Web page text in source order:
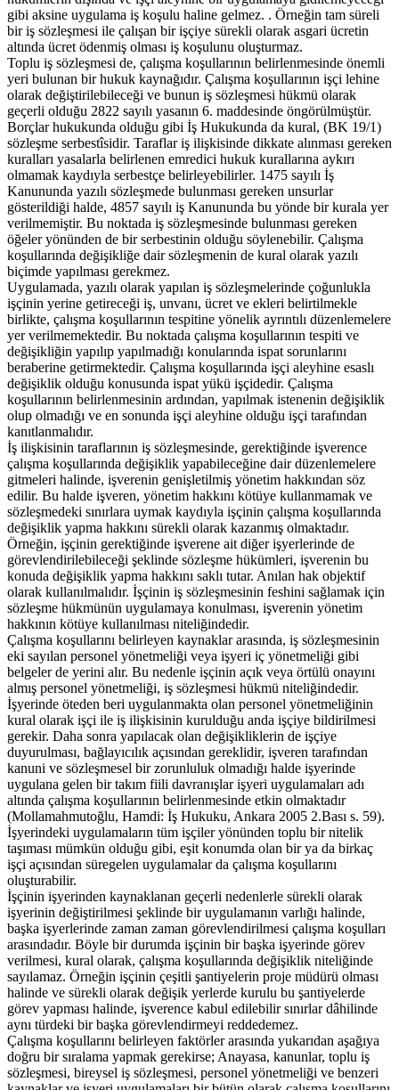
gibi aksine uygulama iş koşulu haline gelmez. . Örneğin tam süreli
bir iş sözleşmesi ile çalışan bir işçiye sürekli olarak asgari ücretin
altında ücret ödenmiş olması iş koşulunu oluşturmaz.
Toplu iş sözleşmesi de, çalışma koşullarının belirlenmesinde önemli
yeri bulunan bir hukuk kaynağıdır. Çalışma koşullarının işçi lehine
olarak değiştirilebileceği ve bunun iş sözleşmesi hükmü olarak
geçerli olduğu 2822 sayılı yasanın 6. maddesinde öngörülmüştür.
Borçlar hukukunda olduğu gibi İş Hukukunda da kural, (BK 19/1)
sözleşme serbestîsidir. Taraflar iş ilişkisinde dikkate alınması gereken
kuralları yasalarla belirlenen emredici hukuk kurallarına aykırı
olmamak kaydıyla serbestçe belirleyebilirler. 1475 sayılı İş
Kanununda yazılı sözleşmede bulunması gereken unsurlar
gösterildiği halde, 4857 sayılı iş Kanununda bu yönde bir kurala yer
verilmemiştir. Bu noktada iş sözleşmesinde bulunması gereken
öğeler yönünden de bir serbestinin olduğu söylenebilir. Çalışma
koşullarında değişikliğe dair sözleşmenin de kural olarak yazılı
biçimde yapılması gerekmez.
Uygulamada, yazılı olarak yapılan iş sözleşmelerinde çoğunlukla
işçinin yerine getireceği iş, unvanı, ücret ve ekleri belirtilmekle
birlikte, çalışma koşullarının tespitine yönelik ayrıntılı düzenlemelere
yer verilmemektedir. Bu noktada çalışma koşullarının tespiti ve
değişikliğin yapılıp yapılmadığı konularında ispat sorunlarını
beraberine getirmektedir. Çalışma koşullarında işçi aleyhine esaslı
değişiklik olduğu konusunda ispat yükü işçidedir. Çalışma
koşullarının belirlenmesinin ardından, yapılmak istenenin değişiklik
olup olmadığı ve en sonunda işçi aleyhine olduğu işçi tarafından
kanıtlanmalıdır.
İş ilişkisinin taraflarının iş sözleşmesinde, gerektiğinde işverence
çalışma koşullarında değişiklik yapabileceğine dair düzenlemelere
gitmeleri halinde, işverenin genişletilmiş yönetim hakkından söz
edilir. Bu halde işveren, yönetim hakkını kötüye kullanmamak ve
sözleşmedeki sınırlara uymak kaydıyla işçinin çalışma koşullarında
değişiklik yapma hakkını sürekli olarak kazanmış olmaktadır.
Örneğin, işçinin gerektiğinde işverene ait diğer işyerlerinde de
görevlendirilebileceği şeklinde sözleşme hükümleri, işverenin bu
konuda değişiklik yapma hakkını saklı tutar. Anılan hak objektif
olarak kullanılmalıdır. İşçinin iş sözleşmesinin feshini sağlamak için
sözleşme hükmünün uygulamaya konulması, işverenin yönetim
hakkının kötüye kullanılması niteliğindedir.
Çalışma koşullarını belirleyen kaynaklar arasında, iş sözleşmesinin
eki sayılan personel yönetmeliği veya işyeri iç yönetmeliği gibi
belgeler de yerini alır. Bu nedenle işçinin açık veya örtülü onayını
almış personel yönetmeliği, iş sözleşmesi hükmü niteliğindedir.
İşyerinde öteden beri uygulanmakta olan personel yönetmeliğinin
kural olarak işçi ile iş ilişkisinin kurulduğu anda işçiye bildirilmesi
gerekir. Daha sonra yapılacak olan değişikliklerin de işçiye
duyurulması, bağlayıcılık açısından gereklidir, işveren tarafından
kanuni ve sözleşmesel bir zorunluluk olmadığı halde işyerinde
uygulana gelen bir takım fiili davranışlar işyeri uygulamaları adı
altında çalışma koşullarının belirlenmesinde etkin olmaktadır
(Mollamahmutoğlu, Hamdi: İş Hukuku, Ankara 2005 2.Bası s. 59).
İşyerindeki uygulamaların tüm işçiler yönünden toplu bir nitelik
taşıması mümkün olduğu gibi, eşit konumda olan bir ya da birkaç
işçi açısından süregelen uygulamalar da çalışma koşullarını
oluşturabilir.
İşçinin işyerinden kaynaklanan geçerli nedenlerle sürekli olarak
işyerinin değiştirilmesi şeklinde bir uygulamanın varlığı halinde,
başka işyerlerinde zaman zaman görevlendirilmesi çalışma koşulları
arasındadır. Böyle bir durumda işçinin bir başka işyerinde görev
verilmesi, kural olarak, çalışma koşullarında değişiklik niteliğinde
sayılamaz. Örneğin işçinin çeşitli şantiyelerin proje müdürü olması
halinde ve sürekli olarak değişik yerlerde kurulu bu şantiyelerde
görev yapması halinde, işverence kabul edilebilir sınırlar dâhilinde
aynı türdeki bir başka görevlendirmeyi reddedemez.
Çalışma koşullarını belirleyen faktörler arasında yukarıdan aşağıya
doğru bir sıralama yapmak gerekirse; Anayasa, kanunlar, toplu iş
sözleşmesi, bireysel iş sözleşmesi, personel yönetmeliği ve benzeri